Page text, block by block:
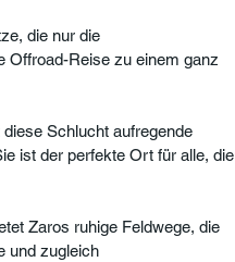
die nur die
Offroad-Reise zu einem ganz
Schlucht aufregende
ist der perfekte Ort für alle, die
Zaros ruhige Feldwege, die
und zugleich